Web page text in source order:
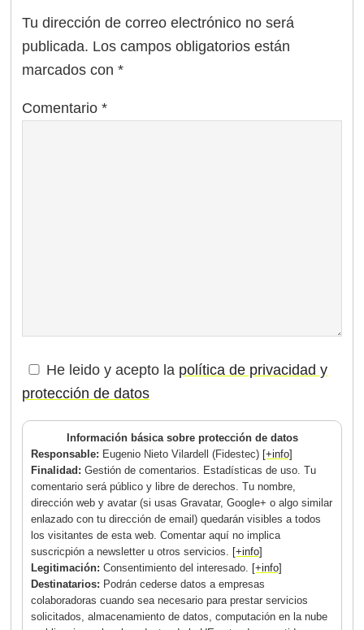
Tu dirección de correo electrónico no será
publicada. Los campos obligatorios están
marcados con*
Comentario*
He leido y acepto la política de privacidad y
protección de datos
Información básica sobre protección de datos
Responsable: Eugenio Nieto Vilardell (Fidestec) [+info]
Finalidad:Gestión de comentarios. Estadísticas de uso. Tu
comentario será público y libre de derechos. Tu nombre,
dirección web y avatar (si usas Gravatar, Google+ o algo similar
enlazado con tu dirección de email) quedarán visibles a todos
los visitantes de esta web. Comentar aquí no implica
suscricpión a newsletter u otros servicios. [+info]
Legitimación:Consentimiento del interesado. [+info]
Destinatarios: Podrán cederse datos a empresas
colaboradoras cuando sea necesario para prestar servicios
solicitados, almacenamiento de datos, computación en la nube